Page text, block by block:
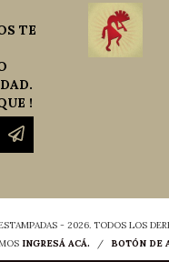
TE
!
- 2026. TODOS LOS
INGRESÁ ACÁ. / BOTÓN DE